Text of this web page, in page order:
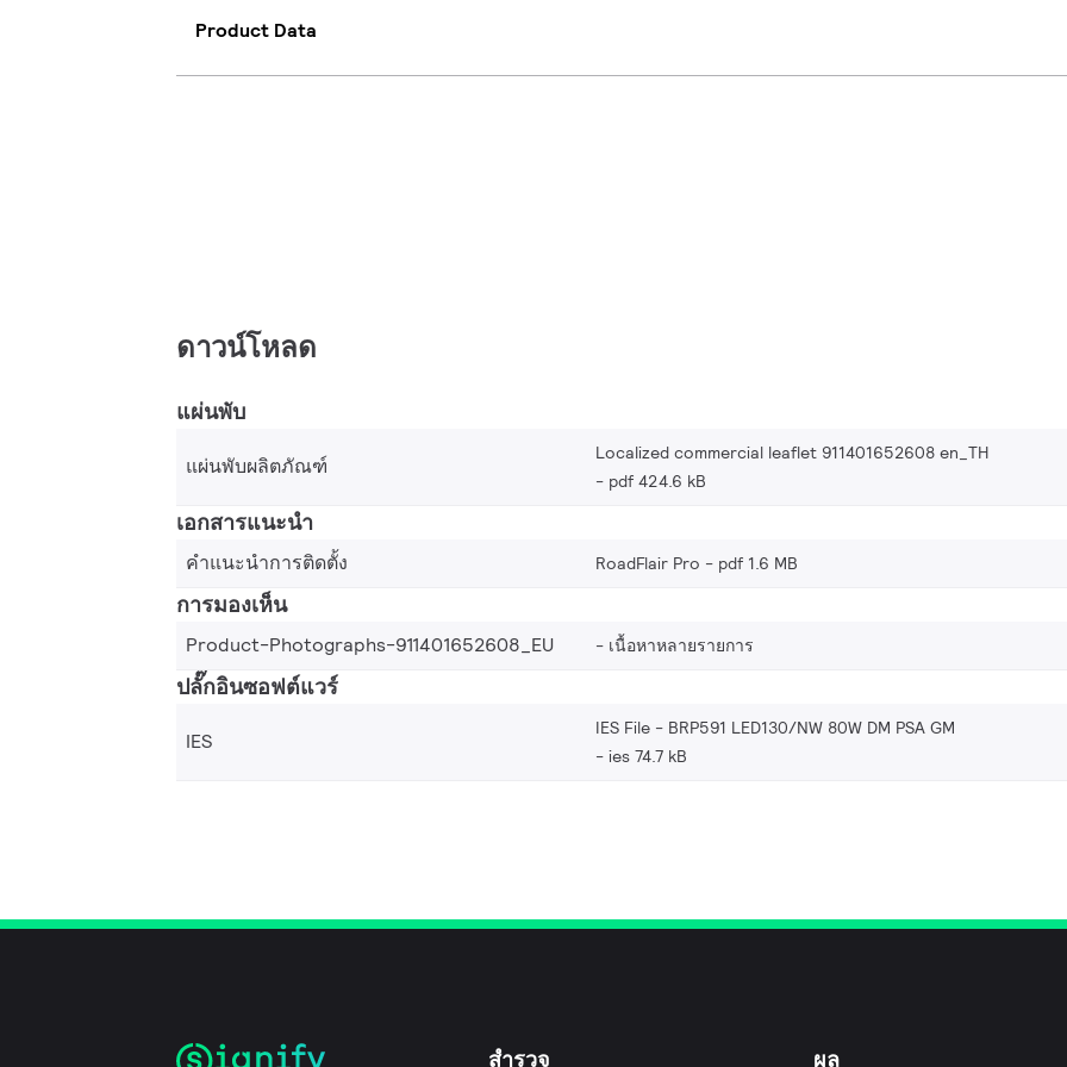
Product Data
ดาวน์โหลด
แผ่นพับ
แผ่นพับผลิตภัณฑ์
Localized commercial leaflet 911401652608 en_TH
pdf 424.6 kB
เอกสารแนะนำ
คำแนะนำการติดตั้ง RoadFlair Pro pdf 1.6 MB
การมองเห็น
Product-Photographs-911401652608_EU เนื้อหาหลายรายการ
ปลั๊กอินซอฟต์แวร์
IES
IES File - BRP591 LED130/NW 80W DM PSA GM
ies 74.7 kB
สำรวจ ผล